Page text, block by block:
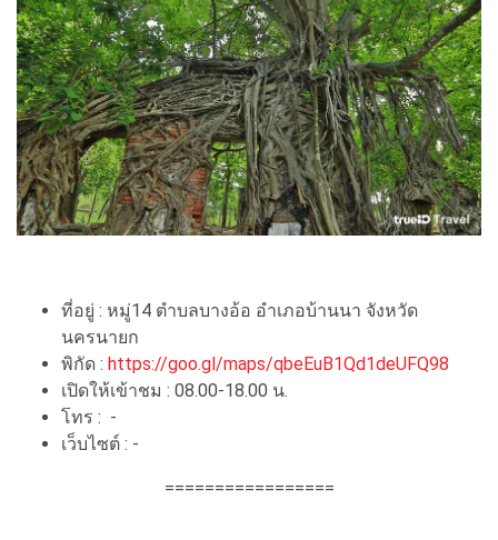
ที่อยู่ : หมู่14 ตําบลบางอ้อ อําเภอบ้านนา จังหวัด
นครนายก
พิกัด : https://goo.gl/maps/qbeEuB1Qd1deUFQ98
เปิดให้เข้าชม : 08.00-18.00 น.
โทร : -
เว็บไซต์ : -
=================